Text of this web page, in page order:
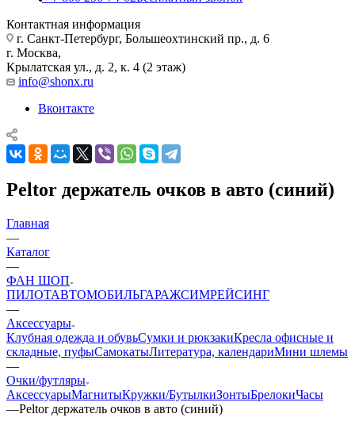
Контактная информация
г. Санкт-Петербург, Большеохтинский пр., д. 6
г. Москва,
Крылатская ул., д. 2, к. 4 (2 этаж)
info@shonx.ru
Вконтакте
Peltor держатель очков в авто (синий)
Главная
—
Каталог
—
ФАН ШОП
ПИЛОТАВТОМОБИЛЬГАРАЖСИМРЕЙСИНГ
—
Аксессуары
Клубная одежда и обувьСумки и рюкзакиКресла офисные и
складные, пуфыСамокатыЛитература, календариМини шлемы
—
Очки/футляры
АксессуарыМагнитыКружки/БутылкиЗонтыБрелокиЧасы
—Peltor держатель очков в авто (синий)